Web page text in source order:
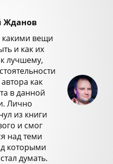
Жданов
какими вещи
и как их
лучшему,
как
в данной
Лично
из книги
и смог
над теми
которыми
думать.